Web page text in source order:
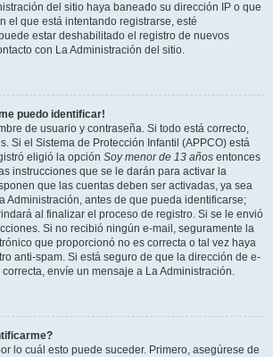
del sitio haya baneado su dirección IP o que
el que está intentando registrarse, esté
estar deshabilitado el registro de nuevos
con La Administración del sitio.
puedo identificar!
de usuario y contraseña. Si todo está correcto,
Si el Sistema de Protección Infantil (APPCO) está
eligió la opción Soy menor de 13 años entonces
instrucciones que se le darán para activar la
que las cuentas deben ser activadas, ya sea
Administración, antes de que pueda identificarse;
al finalizar el proceso de registro. Si se le envió
Si no recibió ningún e-mail, seguramente la
que proporcionó no es correcta o tal vez haya
anti-spam. Si está seguro de que la dirección de e-
envíe un mensaje a La Administración.
lo cuál esto puede suceder. Primero, asegúrese de